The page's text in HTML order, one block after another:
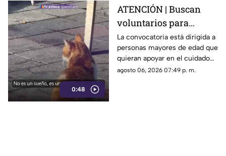
0:48
ATENCIÓN | Buscan
voluntarios para
cuidar gatos en una
isla de Grecia
La convocatoria está dirigida a
personas mayores de edad que
quieran apoyar en el cuidado
de gatos rescatados mientras
agosto 06, 2026 07:49 p. m.